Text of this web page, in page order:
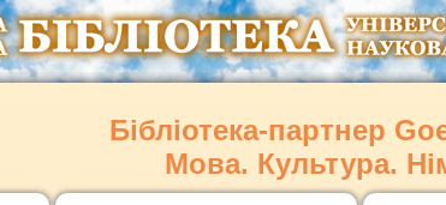
Бібліотека-партнер
Мова. Культура.